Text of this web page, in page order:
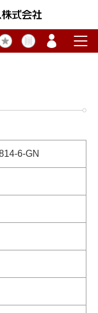
6-GN